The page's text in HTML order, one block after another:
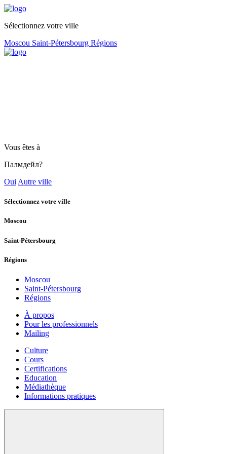
Sélectionnez votre ville
Moscou Saint-Pétersbourg Régions
Vous êtes à
Палмдейл?
Oui Autre ville
Sélectionnez votre ville
Moscou
Saint-Pétersbourg
Régions
Moscou
Saint-Pétersbourg
Régions
À propos
Pour les professionnels
Mailing
Culture
Cours
Certifications
Education
Médiathèque
Informations pratiques